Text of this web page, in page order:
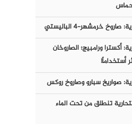
خرمشهر-٤ الباليستي
أكسترا ورامبيج؛ الصاروخان
أستخداماً!
صواريخ سبارو وصاروخ روكس
تنطلق من تحت الماء